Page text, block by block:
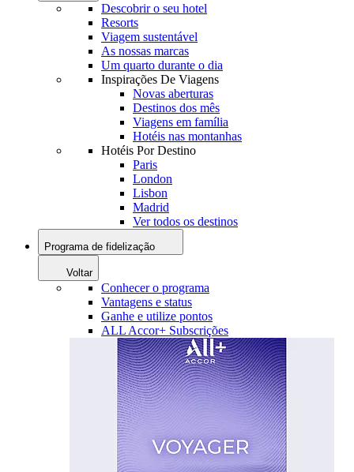
Descobrir o seu hotel
Resorts
Viagem sustentável
As nossas marcas
Um quarto durante o dia
Inspirações De Viagens
Novas aberturas
Destinos dos mês
Viagens em família
Hotéis nas montanhas
Hotéis Por Destino
Paris
London
Lisbon
Madrid
Ver todos os destinos
Programa de fidelização
Voltar
Conhecer o programa
Vantagens e status
Ganhe e utilize pontos
ALL Accor+ Subscrições